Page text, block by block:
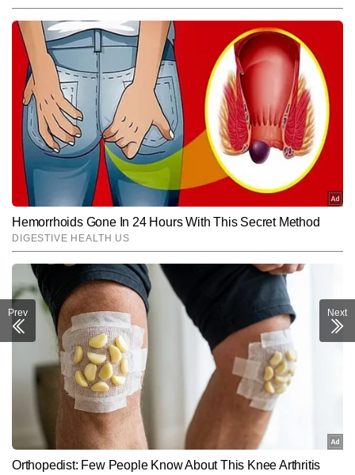
Prev Next